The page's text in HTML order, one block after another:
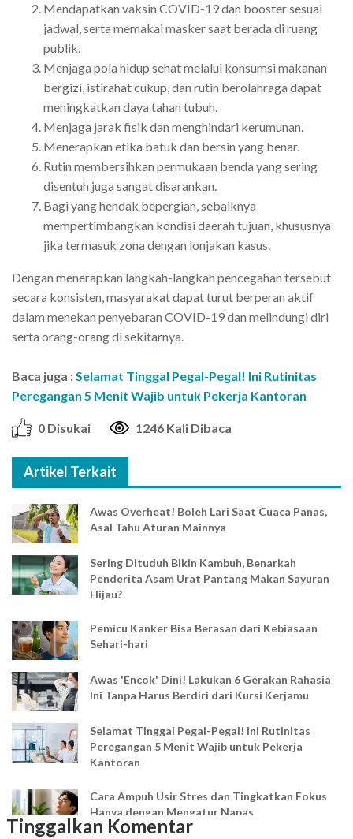
Mendapatkan vaksin COVID-19 dan booster sesuai
jadwal, serta memakai masker saat berada di ruang
publik.
Menjaga pola hidup sehat melalui konsumsi makanan
bergizi, istirahat cukup, dan rutin berolahraga dapat
meningkatkan daya tahan tubuh.
Menjaga jarak fisik dan menghindari kerumunan.
Menerapkan etika batuk dan bersin yang benar.
Rutin membersihkan permukaan benda yang sering
disentuh juga sangat disarankan.
Bagi yang hendak bepergian, sebaiknya
mempertimbangkan kondisi daerah tujuan, khususnya
jika termasuk zona dengan lonjakan kasus.
Dengan menerapkan langkah-langkah pencegahan tersebut
secara konsisten, masyarakat dapat turut berperan aktif
dalam menekan penyebaran COVID-19 dan melindungi diri
serta orang-orang di sekitarnya.
Baca juga :Selamat Tinggal Pegal-Pegal! Ini Rutinitas
Peregangan 5 Menit Wajib untuk Pekerja Kantoran
0 Disukai 1246 Kali Dibaca
Artikel Terkait
Awas Overheat! Boleh Lari Saat Cuaca Panas,
Asal Tahu Aturan Mainnya
Sering Dituduh Bikin Kambuh, Benarkah
Penderita Asam Urat Pantang Makan Sayuran
Hijau?
Pemicu Kanker Bisa Berasan dari Kebiasaan
Sehari-hari
Awas 'Encok' Dini! Lakukan 6 Gerakan Rahasia
Ini Tanpa Harus Berdiri dari Kursi Kerjamu
Selamat Tinggal Pegal-Pegal! Ini Rutinitas
Peregangan 5 Menit Wajib untuk Pekerja
Kantoran
Cara Ampuh Usir Stres dan Tingkatkan Fokus
Hanya dengan Mengatur Napas
Tinggalkan Komentar